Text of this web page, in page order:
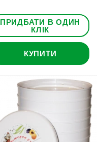
ПРИДБАТИ В ОДИН
КЛІК
КУПИТИ